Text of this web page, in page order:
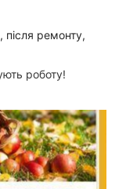
ремонту,
роботу!